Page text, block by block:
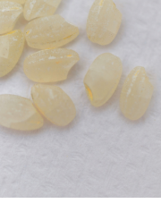
Punaises
de
69
:
augmentation